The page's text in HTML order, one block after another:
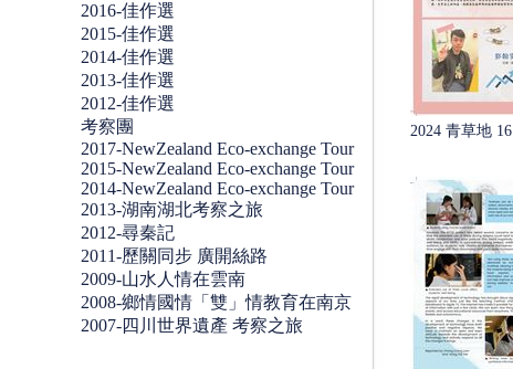
2016-佳作選
2015-佳作選
2014-佳作選
2013-佳作選
2012-佳作選
考察團
2017-NewZealand Eco-exchange Tour
2015-NewZealand Eco-exchange Tour
2014-NewZealand Eco-exchange Tour
2013-湖南湖北考察之旅
2012-尋秦記
2011-歷關同步 廣開絲路
2009-山水人情在雲南
2008-鄉情國情「雙」情教育在南京
2007-四川世界遺產 考察之旅
2024 青草地 16